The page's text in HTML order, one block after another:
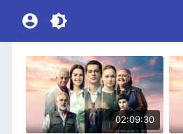
02:09:30